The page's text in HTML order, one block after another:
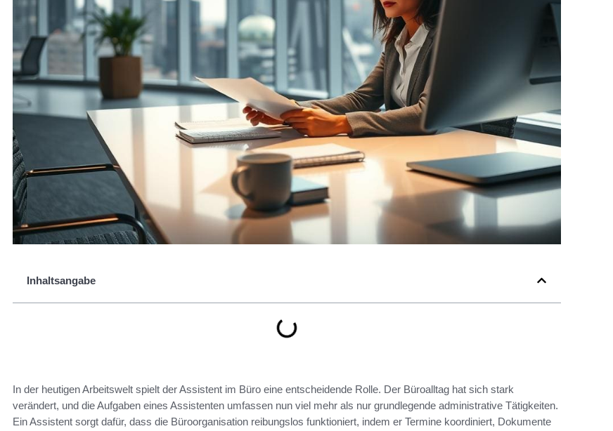
Inhaltsangabe
In der heutigen Arbeitswelt spielt der Assistent im Büro eine entscheidende Rolle. Der Büroalltag hat sich stark
verändert, und die Aufgaben eines Assistenten umfassen nun viel mehr als nur grundlegende administrative Tätigkeiten.
Ein Assistent sorgt dafür, dass die Büroorganisation reibungslos funktioniert, indem er Termine koordiniert, Dokumente